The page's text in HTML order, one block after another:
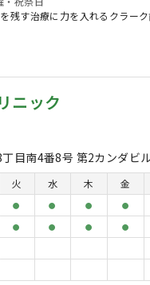
残す治療に力を入れるクラー
ニック
目南4番8号 第2カンダビ
火 水 木 金
● ● ● ●
● ● ● ●